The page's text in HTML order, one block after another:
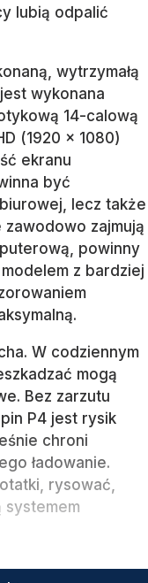
lubią odpalić
wytrzymałą
wykonana
14-calową
(1920 x 1080)
ekranu
być
lecz także
zajmują
powinny
z bardziej
W codziennym
mogą
Bez zarzutu
P4 jest rysik
chroni
ładowanie.
rysować,